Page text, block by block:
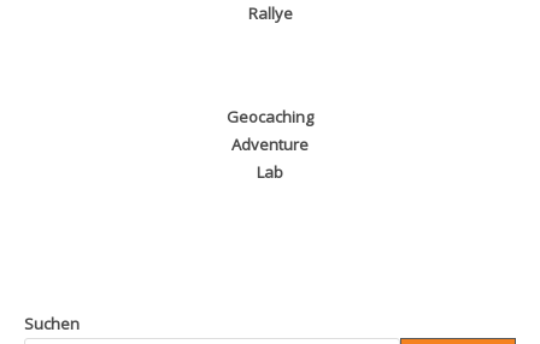
Rallye
Geocaching
Adventure
Lab
Suchen